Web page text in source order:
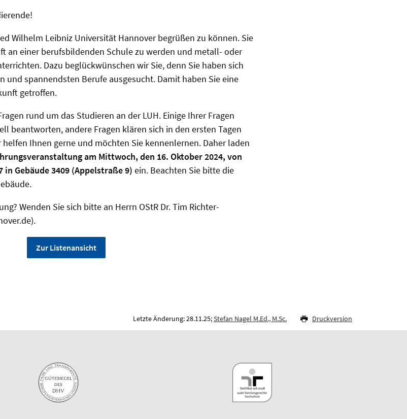
Wilhelm Leibniz Universität Hannover begrüßen zu können. Sie
an einer berufsbildenden Schule zu werden und metall- oder
Dazu beglückwünschen wir Sie, denn Sie haben sich
und spannendsten Berufe ausgesucht. Damit haben Sie eine
getroffen.
rund um das Studieren an der LUH. Einige Ihrer Fragen
beantworten, andere Fragen klären sich in den ersten Tagen
Ihnen gerne und möchten Sie kennenlernen. Daher laden
am Mittwoch, den 16. Oktober 2024, von
in Gebäude 3409 (Appelstraße 9) ein. Beachten Sie bitte die
Wenden Sie sich bitte an Herrn OStR Dr. Tim Richter-
Zur Listenansicht
Letzte Änderung: 28.11.25;Stefan Nagel M.Ed., M.Sc. Druckversion